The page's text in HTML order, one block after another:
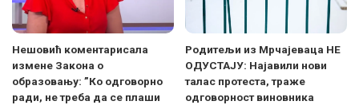
Нешовић коментарисала
измене Закона о
образовању: ”Ко одговорно
ради, не треба да се плаши
Родитељи из Мрчајеваца НЕ
ОДУСТАЈУ: Најавили нови
талас протеста, траже
одговорност виновника